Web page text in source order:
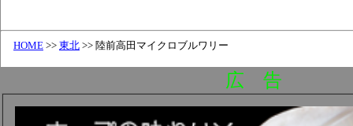
HOME >> 東北 >> 陸前高田マイクロブルワリー